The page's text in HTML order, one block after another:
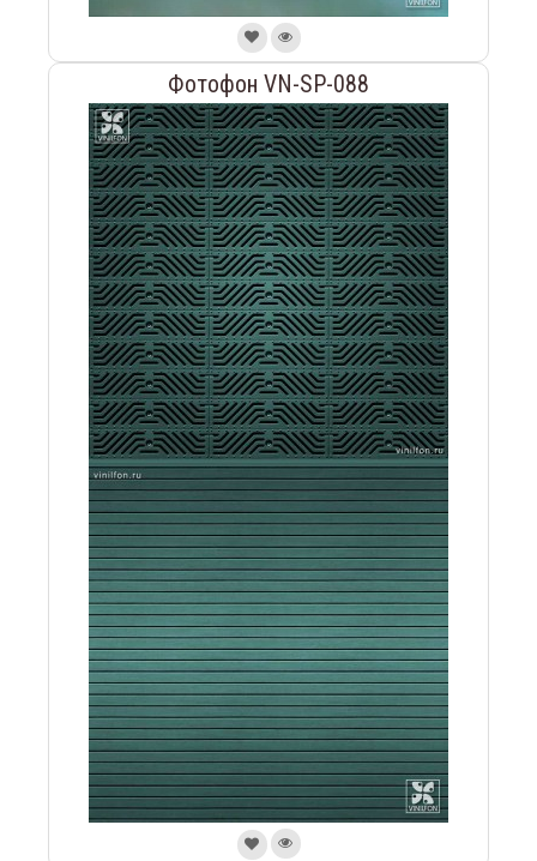
Фотофон VN-SP-088